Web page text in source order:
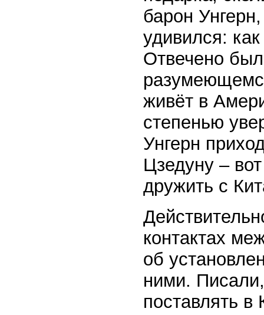
барон
удивился:
Отвечено
живёт в
степенью
Унгерн
Цзедуну –
дружить с
контактах
об
ними.
поставлять